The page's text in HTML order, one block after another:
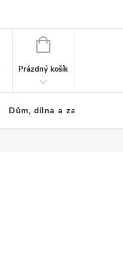
NÁKUPNÍ
Prázdný košík
Dům, dílna a zahrada